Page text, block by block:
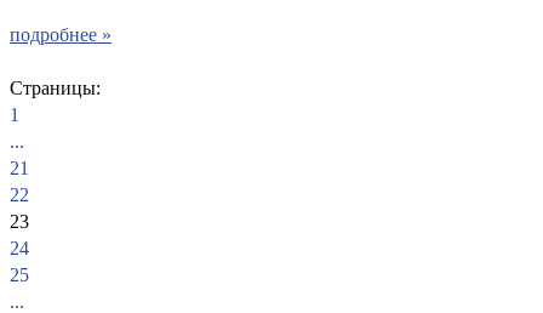
подробнее »
Страницы:
1
...
21
22
23
24
25
...